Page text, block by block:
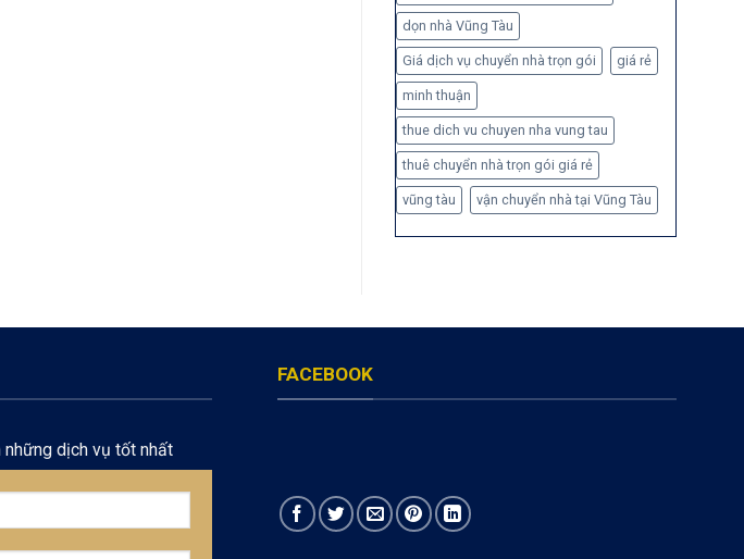
dọn nhà Vũng Tàu
Giá dịch vụ chuyển nhà trọn gói giá rẻ
minh thuận
thue dich vu chuyen nha vung tau
thuê chuyển nhà trọn gói giá rẻ
vũng tàu vận chuyển nhà tại Vũng Tàu
dịch vụ tốt nhất
FACEBOOK